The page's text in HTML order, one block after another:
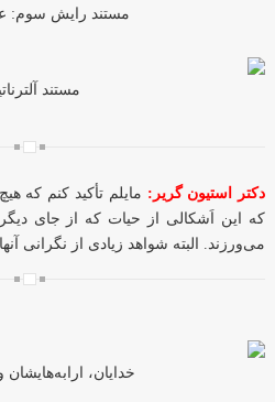
مستند رایش سوم:
مستند
دکتر استیون گریر: مایلم تأکید کنم که
که این اَشکالی از حیات که از جای
می‌ورزند. البته شواهد زیادی از نگرانی
خدایان، ارابه‌هایشان